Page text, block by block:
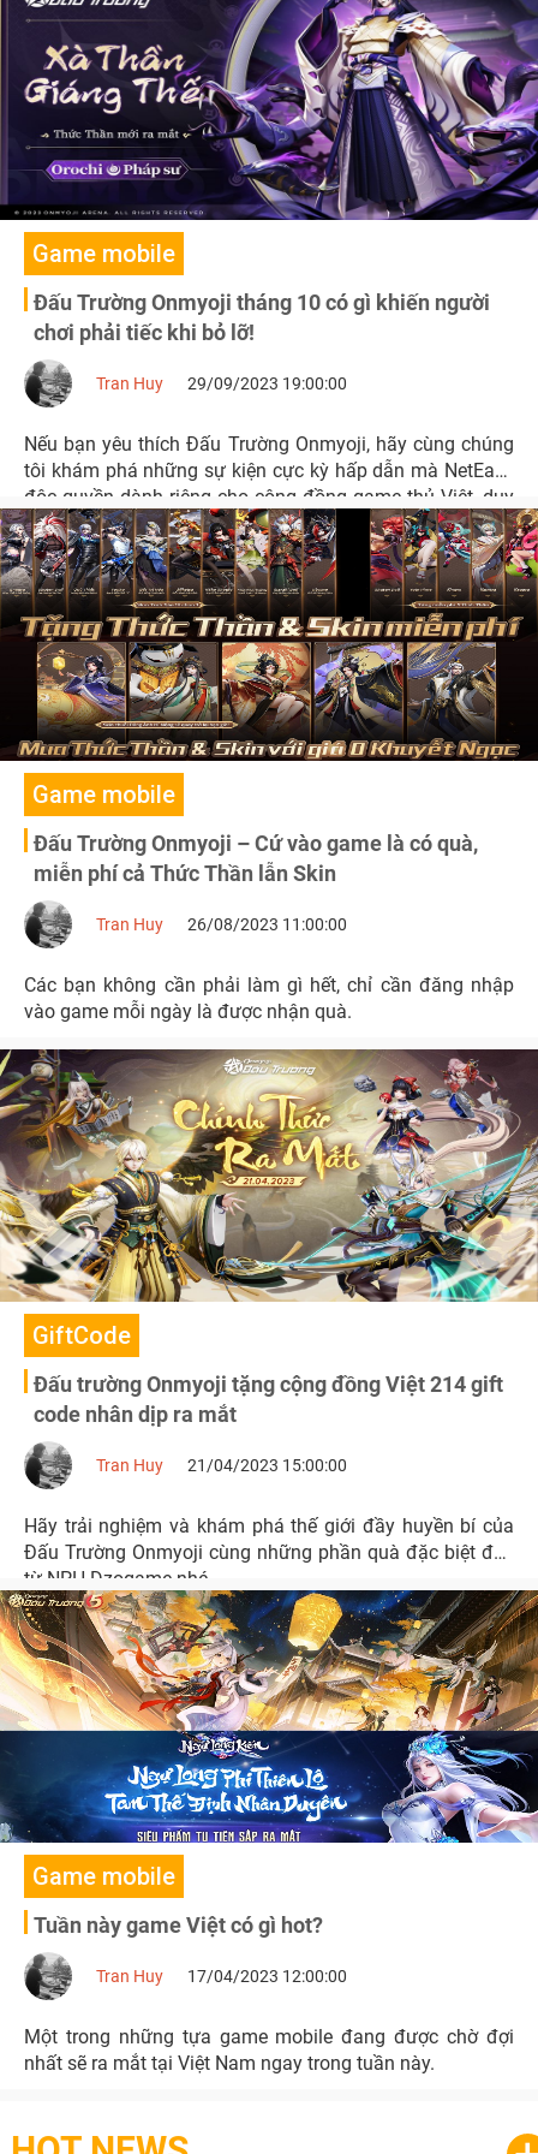
Game mobile
Đấu Trường Onmyoji tháng 10 có gì khiến người
chơi phải tiếc khi bỏ lỡ!
Tran Huy 29/09/2023 19:00:00
Nếu bạn yêu thích Đấu Trường Onmyoji, hãy cùng chúng
tôi khám phá những sự kiện cực kỳ hấp dẫn mà NetEase
độc quyền dành riêng cho cộng đồng game thủ Việt, duy
nhất trong tháng 10 này.
Game mobile
Đấu Trường Onmyoji – Cứ vào game là có quà,
miễn phí cả Thức Thần lẫn Skin
Tran Huy 26/08/2023 11:00:00
Các bạn không cần phải làm gì hết, chỉ cần đăng nhập
vào game mỗi ngày là được nhận quà.
GiftCode
Đấu trường Onmyoji tặng cộng đồng Việt 214 gift
code nhân dịp ra mắt
Tran Huy 21/04/2023 15:00:00
Hãy trải nghiệm và khám phá thế giới đầy huyền bí của
Đấu Trường Onmyoji cùng những phần quà đặc biệt đến
từ NPH Dzogame nhé.
Game mobile
Tuần này game Việt có gì hot?
Tran Huy 17/04/2023 12:00:00
Một trong những tựa game mobile đang được chờ đợi
nhất sẽ ra mắt tại Việt Nam ngay trong tuần này.